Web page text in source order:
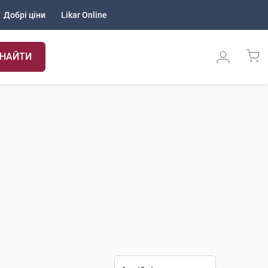
Добрі ціни Likar Online